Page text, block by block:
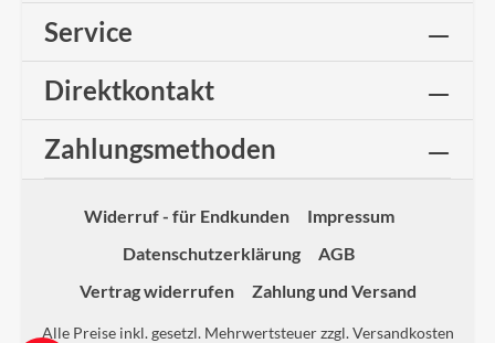
Service
Direktkontakt
Zahlungsmethoden
Widerruf - für Endkunden
Impressum
Datenschutzerklärung
AGB
Vertrag widerrufen
Zahlung und Versand
Alle Preise inkl. gesetzl. Mehrwertsteuer zzgl.Versandkosten